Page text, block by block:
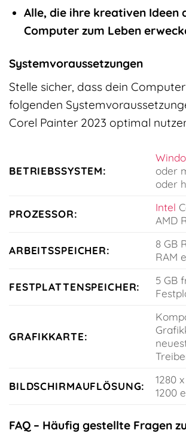
Alle, die ihre kreativen Ideen
Computer zum Leben
Systemvoraussetzungen
Stelle sicher, dass dein
folgenden
Corel Painter 2023 optimal
BETRIEBSSYSTEM:
oder
oder
PROZESSOR:
Intel
AMD
ARBEITSSPEICHER:
8 GB
RAM
FESTPLATTENSPEICHER:
5 GB
GRAFIKKARTE:
BILDSCHIRMAUFLÖSUNG:
1280
1200
FAQ – Häufig gestellte Fragen